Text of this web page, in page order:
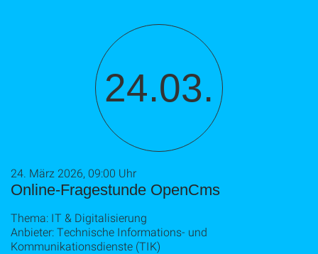
24.03.
Online-Fragestunde OpenCms
24. März 2026, 09:00 Uhr
Thema: IT & Digitalisierung
Anbieter: Technische Informations- und
Kommunikationsdienste (TIK)